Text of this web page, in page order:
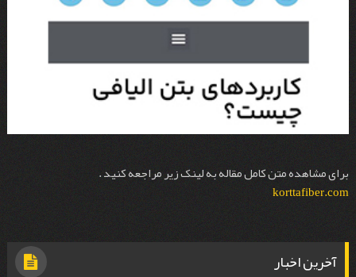
برای مشاهده متن کامل مقاله به لینک زیر مراجعه کنید .
korttafiber.com
آخرین اخبار